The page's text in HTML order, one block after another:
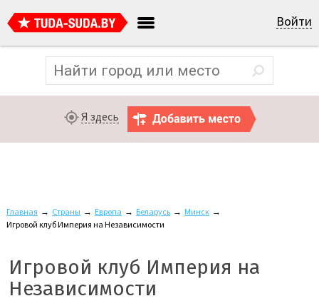
Войти
Я здесь
Главная → Страны → Европа → Беларусь → Минск →
Игровой клуб Империя на Независимости
Игровой клуб Империя на
Независимости